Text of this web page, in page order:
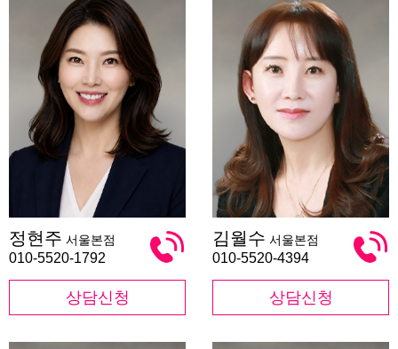
현
주
정현주 서울본점
010-5520-1792
상담신청
월
수
김월수 서울본점
010-5520-4394
상담신청